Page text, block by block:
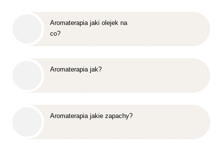
Aromaterapia jaki olejek na
co?
Aromaterapia jak?
Aromaterapia jakie zapachy?